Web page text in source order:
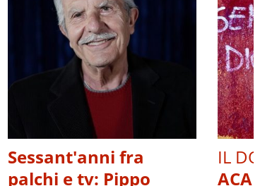
Sessant'anni fra
palchi e tv: Pippo
IL